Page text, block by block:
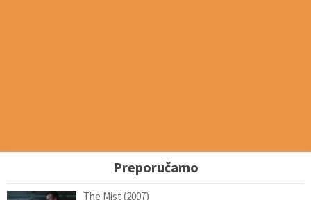
Preporučamo
The Mist (2007)